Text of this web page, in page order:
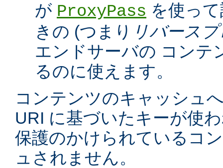
が ProxyPass を使っ
きの (つまり リバース
エンドサーバの コンテ
るのに使えます。
コンテンツのキャッシュ
URI に基づいたキーが使
保護のかけられているコ
ュされません。